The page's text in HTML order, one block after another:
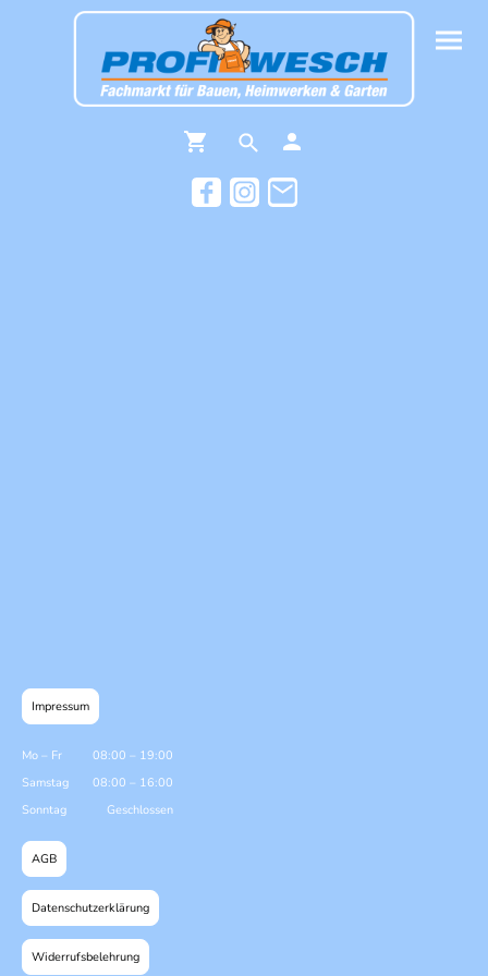
Impressum
Mo – Fr 08:00 – 19:00
Samstag
08:00 – 16:00
Sonntag
Geschlossen
AGB
Datenschutzerklärung
Widerrufsbelehrung